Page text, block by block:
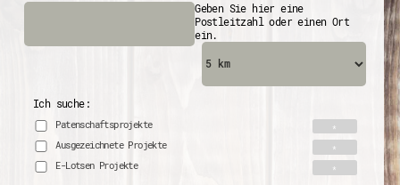
Geben Sie hier eine
Postleitzahl oder einen Ort
ein.
Ich suche:
Patenschaftsprojekte
Ausgezeichnete Projekte
E-Lotsen Projekte